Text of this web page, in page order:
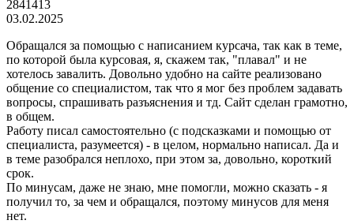
2841413
03.02.2025
Обращался за помощью с написанием курсача, так как в теме,
по которой была курсовая, я, скажем так, "плавал" и не
хотелось завалить. Довольно удобно на сайте реализовано
общение со специалистом, так что я мог без проблем задавать
вопросы, спрашивать разъяснения и тд. Сайт сделан грамотно,
в общем.
Работу писал самостоятельно (с подсказками и помощью от
специалиста, разумеется) - в целом, нормально написал. Да и
в теме разобрался неплохо, при этом за, довольно, короткий
срок.
По минусам, даже не знаю, мне помогли, можно сказать - я
получил то, за чем и обращался, поэтому минусов для меня
нет.